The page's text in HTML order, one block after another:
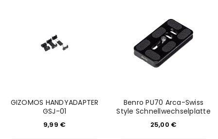
GIZOMOS HANDYADAPTER
GSJ-01
9,99 €
Benro PU70 Arca-Swiss
Style Schnellwechselplatte
25,00 €